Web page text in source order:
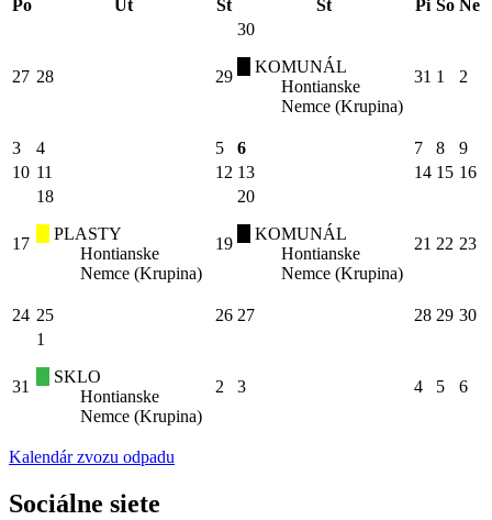
Po
Ut St Št Pi So Ne
27 28 29
30
KOMUNÁL
Hontianske
Nemce (Krupina)
31 1 2
3 4 5 6 7 8
9
10 11 12 13 14 15 16
17
18
PLASTY
Hontianske
Nemce (Krupina)
19
20
KOMUNÁL
Hontianske
Nemce (Krupina)
21 22 23
24 25 26 27 28 29 30
31
1
SKLO
Hontianske
Nemce (Krupina)
2 3 4 5 6
Kalendár zvozu odpadu
Sociálne siete